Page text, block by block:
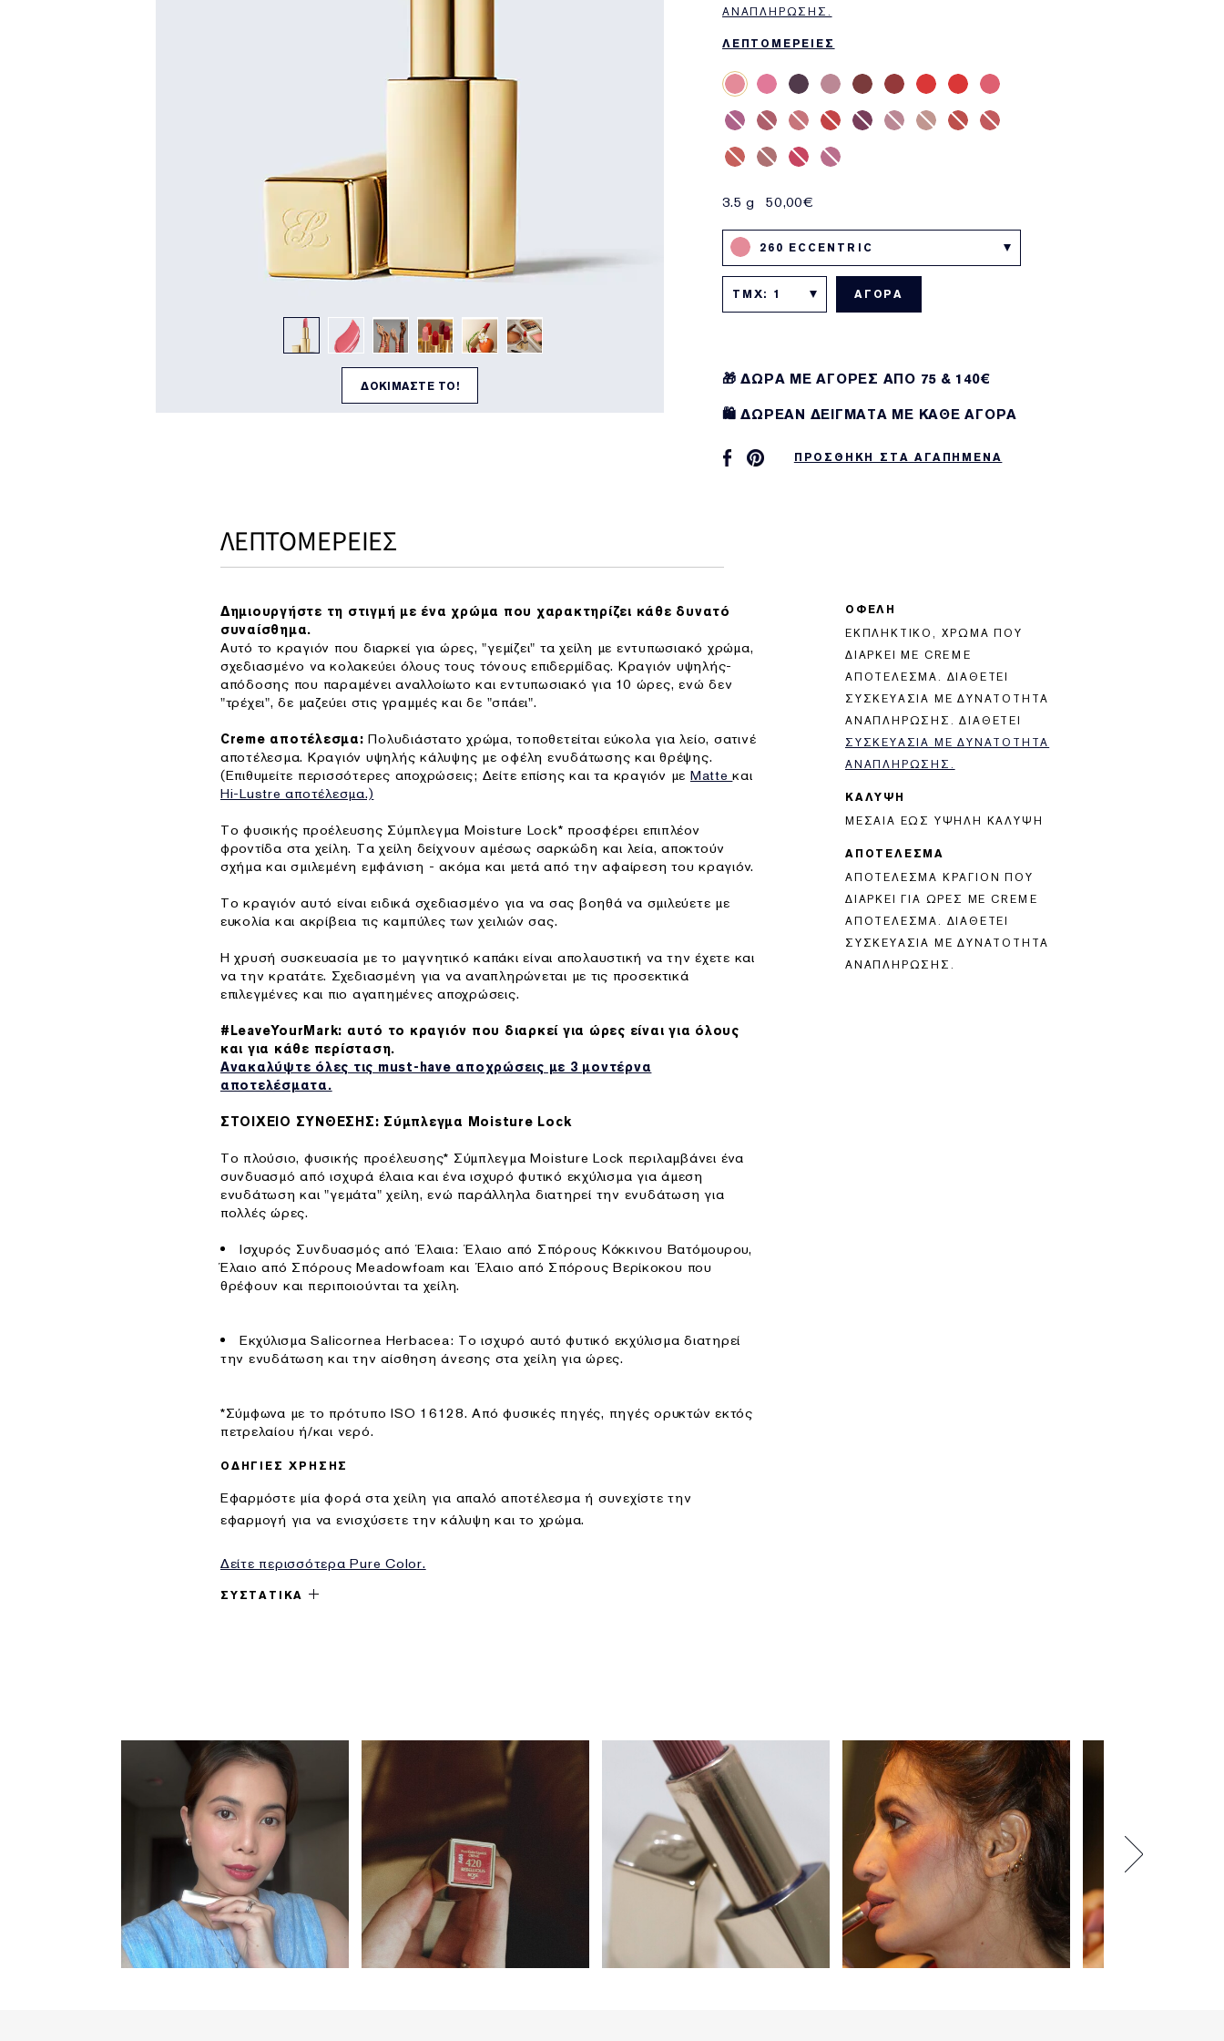
ΔΟΚΙΜΑΣΤΕ ΤΟ!
ΑΝΑΠΛΉΡΩΣΗΣ.
ΛΕΠΤΟΜΕΡΕΙΕΣ
3.5 g50,00€
260 ECCENTRIC
TMX: 1 ΑΓΟΡΑ
🎁 ΔΩΡΑ ΜΕ ΑΓΟΡΕΣ ΑΠΌ 75 & 140€
🛍️ ΔΩΡΕΑΝ ΔΕΙΓΜΑΤΑ ΜΕ ΚΑΘΕ ΑΓΟΡΑ
ΠΡΟΣΘΗΚΗ ΣΤΑ ΑΓΑΠΗΜΕΝΑ
ΛΕΠΤΟΜΕΡΕΙΕΣ
Δημιουργήστε τη στιγμή με ένα χρώμα που χαρακτηρίζει κάθε δυνατό
συναίσθημα.
Αυτό το κραγιόν που διαρκεί για ώρες, "γεμίζει" τα χείλη με εντυπωσιακό χρώμα,
σχεδιασμένο να κολακεύει όλους τους τόνους επιδερμίδας. Κραγιόν υψηλής-
απόδοσης που παραμένει αναλλοίωτο και εντυπωσιακό για 10 ώρες, ενώ δεν
"τρέχει", δε μαζεύει στις γραμμές και δε "σπάει".
Creme αποτέλεσμα: Πολυδιάστατο χρώμα, τοποθετείται εύκολα για λείο, σατινέ
αποτέλεσμα. Κραγιόν υψηλής κάλυψης με οφέλη ενυδάτωσης και θρέψης.
(Επιθυμείτε περισσότερες αποχρώσεις; Δείτε επίσης και τα κραγιόν με Matteκαι
Hi-Lustre αποτέλεσμα.)
Το φυσικής προέλευσης Σύμπλεγμα Moisture Lock* προσφέρει επιπλέον
φροντίδα στα χείλη. Τα χείλη δείχνουν αμέσως σαρκώδη και λεία, αποκτούν
σχήμα και σμιλεμένη εμφάνιση - ακόμα και μετά από την αφαίρεση του κραγιόν.
Το κραγιόν αυτό είναι ειδικά σχεδιασμένο για να σας βοηθά να σμιλεύετε με
ευκολία και ακρίβεια τις καμπύλες των χειλιών σας.
Η χρυσή συσκευασία με το μαγνητικό καπάκι είναι απολαυστική να την έχετε και
να την κρατάτε. Σχεδιασμένη για να αναπληρώνεται με τις προσεκτικά
επιλεγμένες και πιο αγαπημένες αποχρώσεις.
#LeaveYourMark: αυτό το κραγιόν που διαρκεί για ώρες είναι για όλους
και για κάθε περίσταση.
Ανακαλύψτε όλες τις must-have αποχρώσεις με 3 μοντέρνα
αποτελέσματα.
ΣΤΟΙΧΕΙΟ ΣΥΝΘΕΣΗΣ: Σύμπλεγμα Moisture Lock
Το πλούσιο, φυσικής προέλευσης* Σύμπλεγμα Moisture Lock περιλαμβάνει ένα
συνδυασμό από ισχυρά έλαια και ένα ισχυρό φυτικό εκχύλισμα για άμεση
ενυδάτωση και "γεμάτα" χείλη, ενώ παράλληλα διατηρεί την ενυδάτωση για
πολλές ώρες.
Ισχυρός Συνδυασμός από Έλαια: Έλαιο από Σπόρους Κόκκινου Βατόμουρου,
Έλαιο από Σπόρους Meadowfoam και Έλαιο από Σπόρους Βερίκοκου που
θρέφουν και περιποιούνται τα χείλη.
Εκχύλισμα Salicornea Herbacea: Το ισχυρό αυτό φυτικό εκχύλισμα διατηρεί
την ενυδάτωση και την αίσθηση άνεσης στα χείλη για ώρες.
*Σύμφωνα με το πρότυπο ISO 16128. Από φυσικές πηγές, πηγές ορυκτών εκτός
πετρελαίου ή/και νερό.
ΟΔΗΓΙΕΣ ΧΡΗΣΗΣ
Εφαρμόστε μία φορά στα χείλη για απαλό αποτέλεσμα ή συνεχίστε την
εφαρμογή για να ενισχύσετε την κάλυψη και το χρώμα.
Δείτε περισσότερα Pure Color.
ΣΥΣΤΑΤΙΚΑ
ΟΦΕΛΗ
ΕΚΠΛΗΚΤΙΚΌ, ΧΡΏΜΑ ΠΟΥ
ΔΙΑΡΚΕΊ ΜΕ CREME
ΑΠΟΤΈΛΕΣΜΑ. ΔΙΑΘΈΤΕΙ
ΣΥΣΚΕΥΑΣΊΑ ΜΕ ΔΥΝΑΤΌΤΗΤΑ
ΑΝΑΠΛΉΡΩΣΗΣ. ΔΙΑΘΈΤΕΙ
ΣΥΣΚΕΥΑΣΊΑ ΜΕ ΔΥΝΑΤΌΤΗΤΑ
ΑΝΑΠΛΉΡΩΣΗΣ.
ΚΑΛΥΨΗ
ΜΕΣΑΊΑ ΈΩΣ ΥΨΗΛΉ ΚΆΛΥΨΗ
ΑΠΟΤΕΛΕΣΜΑ
ΑΠΟΤΈΛΕΣΜΑ ΚΡΑΓΙΌΝ ΠΟΥ
ΔΙΑΡΚΕΊ ΓΙΑ ΏΡΕΣ ΜΕ CREME
ΑΠΟΤΈΛΕΣΜΑ. ΔΙΑΘΈΤΕΙ
ΣΥΣΚΕΥΑΣΊΑ ΜΕ ΔΥΝΑΤΌΤΗΤΑ
ΑΝΑΠΛΉΡΩΣΗΣ.